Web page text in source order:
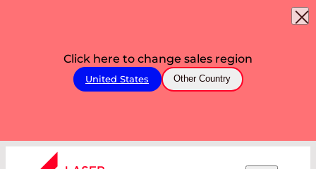
Click here to change sales region
United States Other Country